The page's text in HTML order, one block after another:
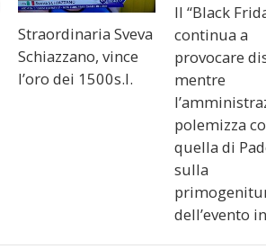
Straordinaria Sveva
Schiazzano, vince
l’oro dei 1500s.l.
Il “Black
continua a
provocare
mentre
polemizza
quella di
sulla
dell’evento